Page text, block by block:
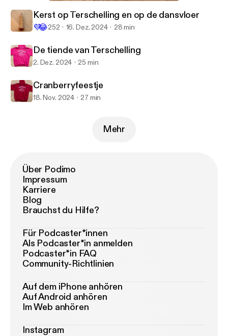
De Terschelling Podcast
Kerst op Terschelling en op de dansvloer
💜😂252 16. Dez. 2024 28 min
De tiende van Terschelling
2. Dez. 2024 25 min
Cranberryfeestje
18. Nov. 2024 27 min
Mehr
Über Podimo
Impressum
Karriere
Blog
Brauchst du Hilfe?
Für Podcaster*innen
Als Podcaster*in anmelden
Podcaster*in FAQ
Community-Richtlinien
Auf dem iPhone anhören
Auf Android anhören
Im Web anhören
Instagram